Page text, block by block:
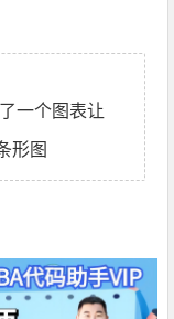
一个图表让
形图